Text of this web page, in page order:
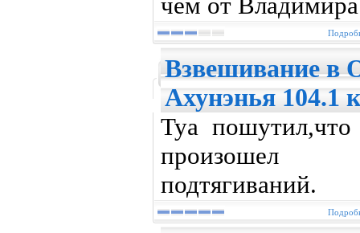
Взвешивание в
Ахунэнья 104.1
Туа
произошел
подтягиваний.